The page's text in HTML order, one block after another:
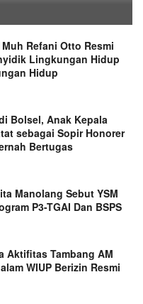
Refani Otto Resmi
Lingkungan Hidup
Hidup
Bolsel, Anak Kepala
sebagai Sopir Honorer
Bertugas
Manolang Sebut YSM
P3-TGAI Dan BSPS
Aktifitas Tambang AM
WIUP Berizin Resmi